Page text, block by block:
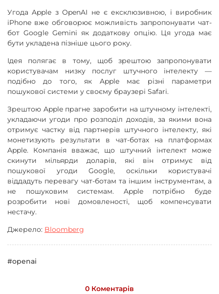
Угода Apple з OpenAI не є ексклюзивною, і виробник
iPhone вже обговорює можливість запропонувати чат-
бот Google Gemini як додаткову опцію. Ця угода має
бути укладена пізніше цього року.
Ідея полягає в тому, щоб зрештою запропонувати
користувачам низку послуг штучного інтелекту —
подібно до того, як Apple має різні параметри
пошукової системи у своєму браузері Safari.
Зрештою Apple прагне заробити на штучному інтелекті,
укладаючи угоди про розподіл доходів, за якими вона
отримує частку від партнерів штучного інтелекту, які
монетизують результати в чат-ботах на платформах
Apple. Компанія вважає, що штучний інтелект може
скинути мільярди доларів, які він отримує від
пошукової угоди Google, оскільки користувачі
віддадуть перевагу чат-ботам та іншим інструментам, а
не пошуковим системам. Apple потрібно буде
розробити нові домовленості, щоб компенсувати
нестачу.
Джерело: Bloomberg
#openai
0 Коментарів